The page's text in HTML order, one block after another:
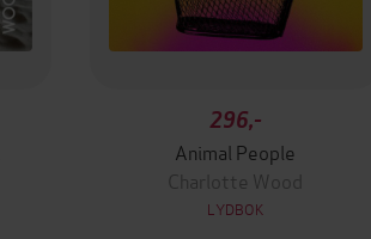
296,-
Animal People
Charlotte Wood
LYDBOK